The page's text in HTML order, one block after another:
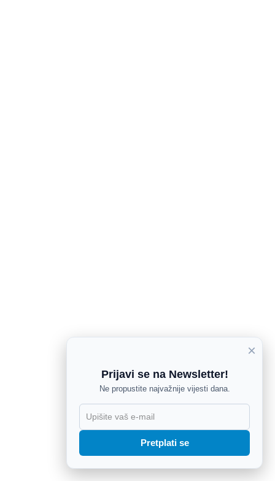
×
Prijavi se na Newsletter!
Ne propustite najvažnije vijesti dana.
Pretplati se